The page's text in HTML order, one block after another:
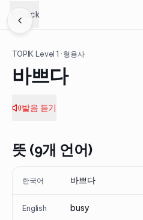
Back
TOPIK Level1 · 형용사
바쁘다
발음 듣기
뜻 (9개 언어)
한국어 바쁘다
English busy